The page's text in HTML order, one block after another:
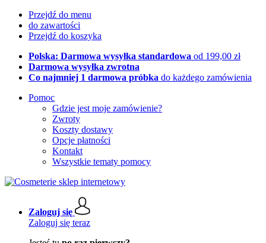
Przejdź do menu
do zawartości
Przejdź do koszyka
Polska: Darmowa wysyłka standardowa od 199,00 zł
Darmowa wysyłka zwrotna
Co najmniej 1 darmowa próbka do każdego zamówienia
Pomoc
Gdzie jest moje zamówienie?
Zwroty
Koszty dostawy
Opcje płatności
Kontakt
Wszystkie tematy pomocy
Zaloguj się
Zaloguj się teraz